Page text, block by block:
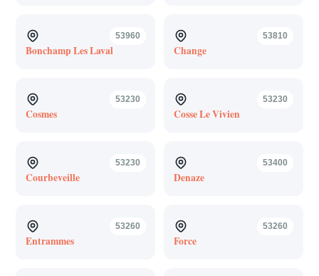
53960
Bonchamp Les Laval
53810
Change
53230
Cosmes
53230
Cosse Le Vivien
53230
Courbeveille
53400
Denaze
53260
Entrammes
53260
Force